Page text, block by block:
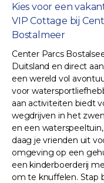
Kies voor een
VIP Cottage bij
Bostalmeer
Center Parcs
Duitsland en direct
een wereld vol
voor
aan activiteiten biedt
wegdrijven in het
en een
daag je vrienden uit
omgeving op een
een kinderboerderij
om te knuffelen. Stap